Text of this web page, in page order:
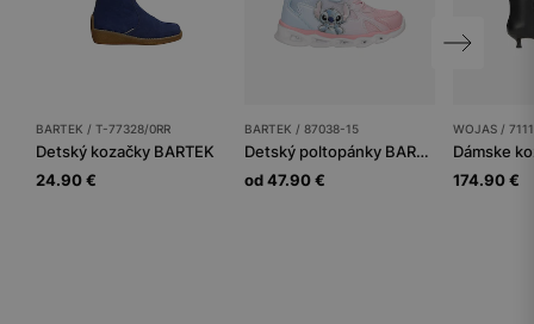
BARTEK / T-77328/0RR
Detský kozačky BARTEK
24.90 €
BARTEK / 87038-15
Detský poltopánky BARTEK
od 47.90 €
WOJAS /
Dámske
174.90 €